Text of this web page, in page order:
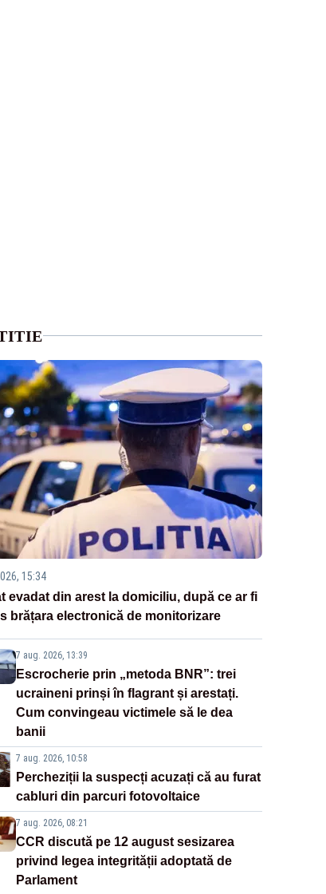
15:34
evadat din arest la domiciliu, după ce ar fi
brățara electronică de monitorizare
7 aug. 2026, 13:39
Escrocherie prin „metoda BNR”: trei
ucraineni prinși în flagrant și arestați.
Cum convingeau victimele să le dea
banii
7 aug. 2026, 10:58
Percheziții la suspecți acuzați că au furat
cabluri din parcuri fotovoltaice
7 aug. 2026, 08:21
CCR discută pe 12 august sesizarea
privind legea integrității adoptată de
Parlament